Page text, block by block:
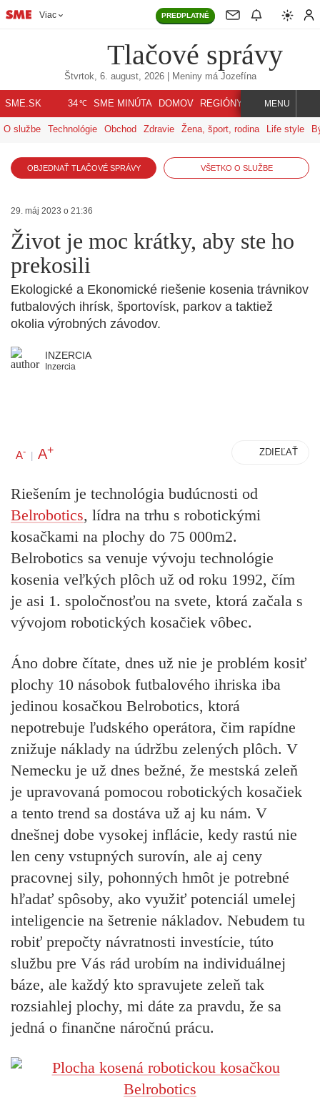
Viac PREDPLATNÉ
Tlačové správy
Štvrtok, 6. august, 2026| Meniny má Jozefína
SME.SK 34℃ SME MINÚTA DOMOV REGIÓNY INDEX SVET
MENU
O službe Technológie Obchod Zdravie Žena, šport, rodina Life style
OBJEDNAŤ TLAČOVÉ SPRÁVY VŠETKO O SLUŽBE
29. máj 2023 o 21:36
Život je moc krátky, aby ste ho
prekosili
Ekologické a Ekonomické riešenie kosenia trávnikov
futbalových ihrísk, športovísk, parkov a taktiež
okolia výrobných závodov.
INZERCIA
Inzercia
A- | A+ ZDIEĽAŤ
Riešením je technológia budúcnosti od
Belrobotics, lídra na trhu s robotickými
kosačkami na plochy do 75 000m2.
Belrobotics sa venuje vývoju technológie
kosenia veľkých plôch už od roku 1992, čím
je asi 1. spoločnosťou na svete, ktorá začala s
vývojom robotických kosačiek vôbec.
Áno dobre čítate, dnes už nie je problém kosiť
plochy 10 násobok futbalového ihriska iba
jedinou kosačkou Belrobotics, ktorá
nepotrebuje ľudského operátora, čim rapídne
znižuje náklady na údržbu zelených plôch. V
Nemecku je už dnes bežné, že mestská zeleň
je upravovaná pomocou robotických kosačiek
a tento trend sa dostáva už aj ku nám. V
dnešnej dobe vysokej inflácie, kedy rastú nie
len ceny vstupných surovín, ale aj ceny
pracovnej sily, pohonných hmôt je potrebné
hľadať spôsoby, ako využiť potenciál umelej
inteligencie na šetrenie nákladov. Nebudem tu
robiť prepočty návratnosti investície, túto
službu pre Vás rád urobím na individuálnej
báze, ale každý kto spravujete zeleň tak
rozsiahlej plochy, mi dáte za pravdu, že sa
jedná o finančne náročnú prácu.